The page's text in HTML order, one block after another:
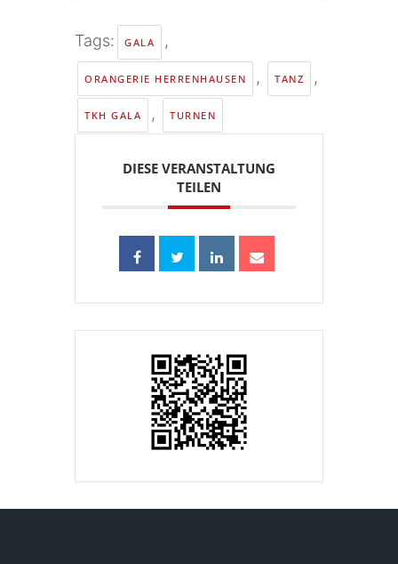
Tags: GALA ,
ORANGERIE HERRENHAUSEN , TANZ ,
TKH GALA , TURNEN
DIESE VERANSTALTUNG
TEILEN